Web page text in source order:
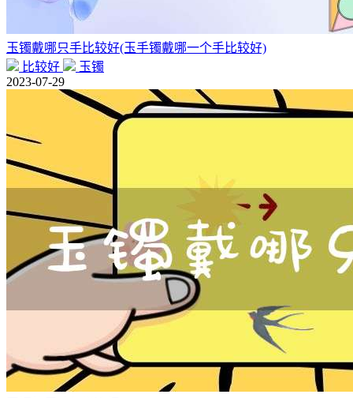
玉镯戴哪只手比较好(玉手镯戴哪一个手比较好)
比较好
玉镯
2023-07-29